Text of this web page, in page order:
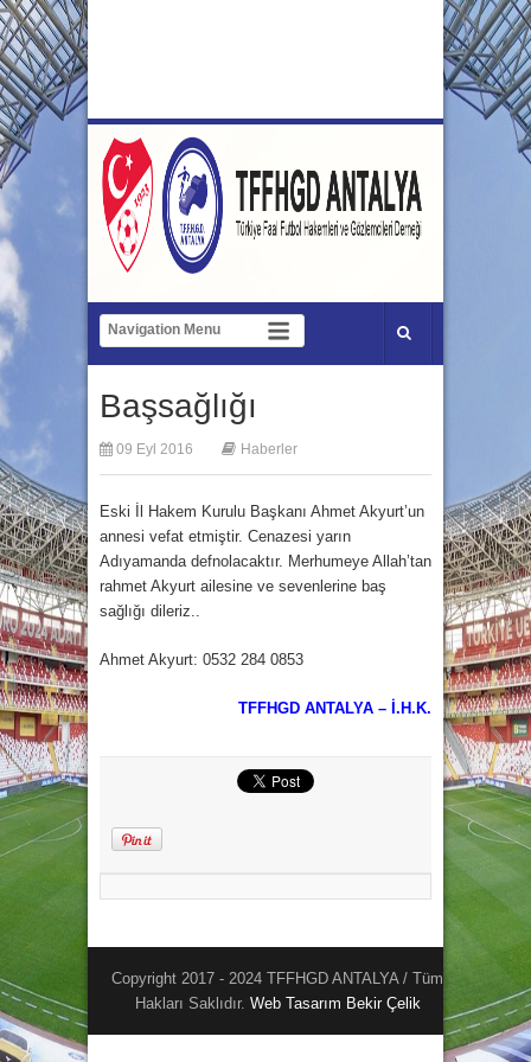
Başsağlığı
09 Eyl 2016 Haberler
Eski İl Hakem Kurulu Başkanı Ahmet Akyurt’un
annesi vefat etmiştir. Cenazesi yarın
Adıyamanda defnolacaktır. Merhumeye Allah’tan
rahmet Akyurt ailesine ve sevenlerine baş
sağlığı dileriz..
Ahmet Akyurt: 0532 284 0853
TFFHGD ANTALYA – İ.H.K.
Copyright 2017 - 2024 TFFHGD ANTALYA / Tüm
Hakları Saklıdır. Web Tasarım Bekir Çelik